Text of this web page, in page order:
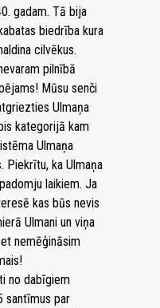
gadam. Tā bija
biedrība kura
cilvēkus.
pilnībā
Mūsu senči
Ulmaņa
kategorijā kam
Ulmaņa
Piekrītu, ka Ulmaņa
laikiem. Ja
kas būs nevis
Ulmani un viņa
nemēģināsim
no dabīgiem
santīmus par